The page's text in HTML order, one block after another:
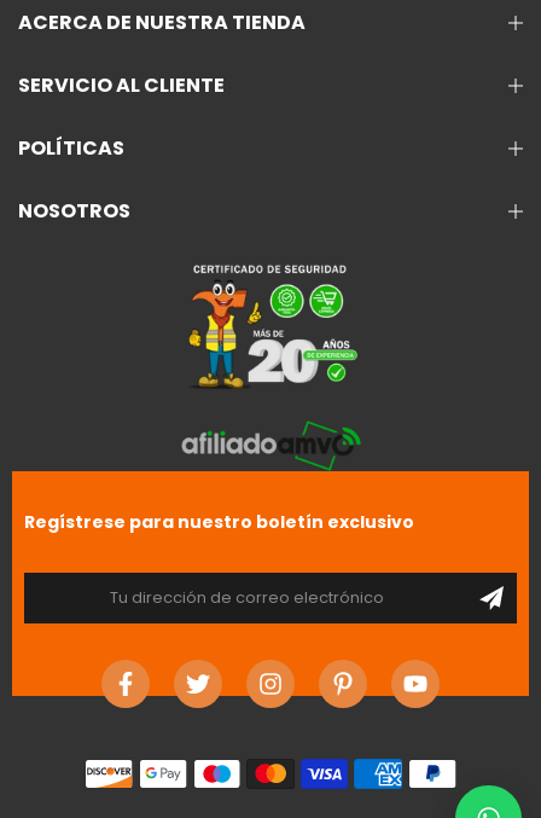
ACERCA DE NUESTRA TIENDA
SERVICIO AL CLIENTE
POLÍTICAS
NOSOTROS
Regístrese para nuestro boletín exclusivo